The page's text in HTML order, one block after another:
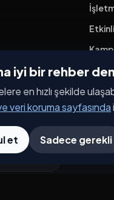
iyi bir rehber
en hızlı şekilde
veri koruma sayfasında
et Sadece gerekli